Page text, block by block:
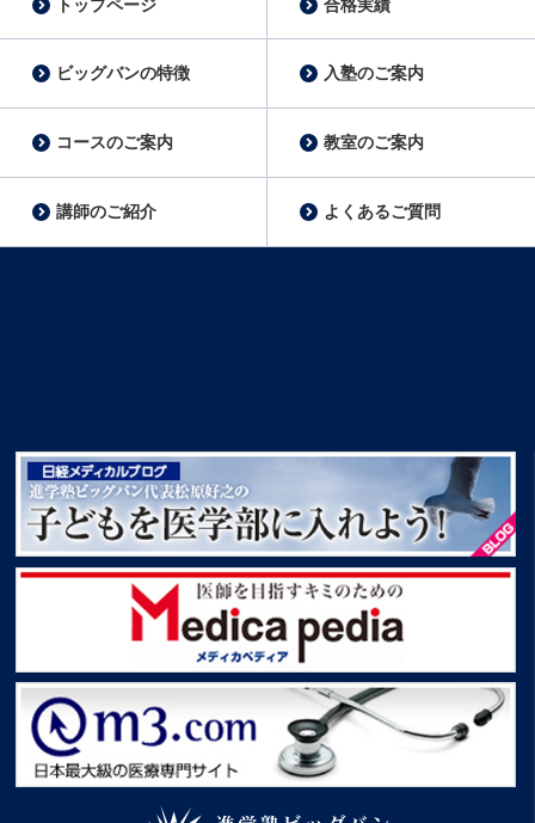
子どもを医学部に入れよう！
Medica pedia
トップページ 合格実績
ビッグバンの特徴 入塾のご案内
コースのご案内 教室のご案内
講師のご紹介 よくあるご質問